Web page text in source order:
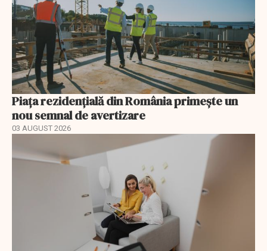
Piața rezidențială din România primește un
nou semnal de avertizare
03 AUGUST 2026